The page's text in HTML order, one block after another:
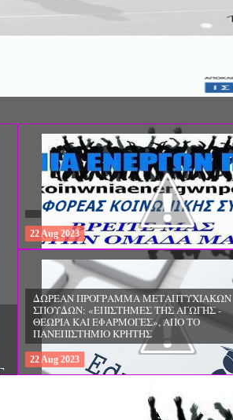
ΣΥΝΕΔΡΙΟ: «ΚΟΙΝΩΝΙΚΕΣ ΠΤΥΧΕΣ ΤΗΣ
ΦΡΟΝΤΙΔΑΣ», ΑΠΟ ΤΗΝ ΕΤΑΙΡΙΑ
ΨΥΧΙΑΤΡΙΚΗΣ Π. ΣΑΚΕΛΛΑΡΟΠΟΥΛΟΣ
EΥΡΩΠΑΪΚΟ ΔΙΚΤΥΟ ΦΟΡΕΩΝ ΨΥΧΙΚΗΣ
ΥΓΕΙΑΣ ΑSKLEPIOS
22Aug 2023
ΔΩΡΕΑΝ ΠΡΟΓΡΑΜΜΑ ΜΕΤΑΠΤΥΧΙΑΚΩΝ
ΣΠΟΥΔΩΝ: "ΕΙΔΙΚΗ ΑΓΩΓΗ ΚΑΙ
ΕΚΠΑΙΔΕΥΣΗ", ΣΤΟ ΠΑΝΕΠΙΣΤΗΜΙΟ
ΙΩΑΝΝΙΝΩΝ
22Aug 2023